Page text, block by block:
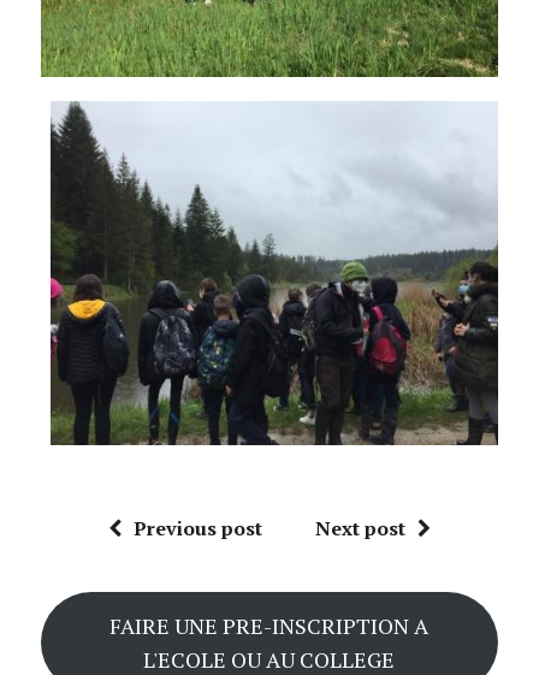
Previous post Next post
FAIRE UNE PRE-INSCRIPTION A
L'ECOLE OU AU COLLEGE